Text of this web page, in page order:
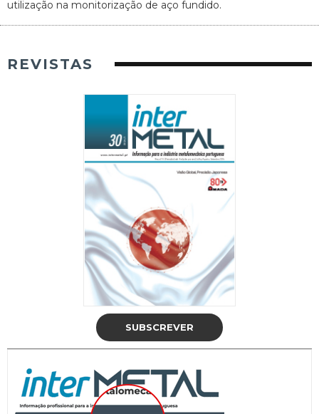
utilização na monitorização de aço fundido.
REVISTAS
SUBSCREVER